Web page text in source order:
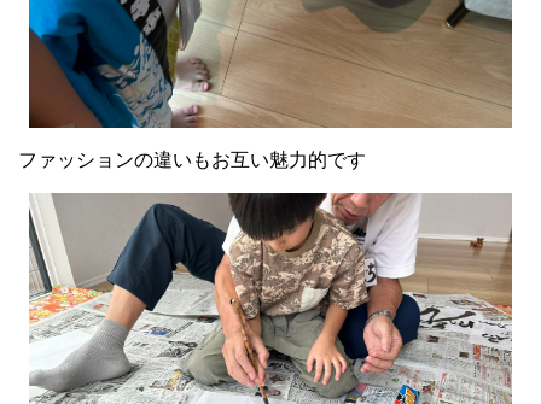
ファッションの違いもお互い魅力的です